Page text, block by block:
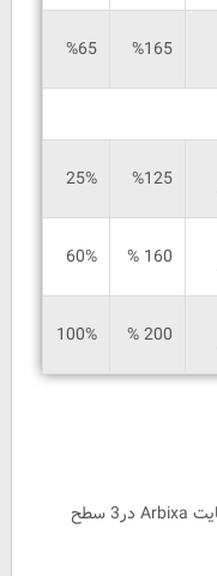
%165
%65
%125
25%
160 %
60%
200 %
100%
پاداش معرفی یا همان کمیسیون رفرال سایت Arbixa در3 سطح